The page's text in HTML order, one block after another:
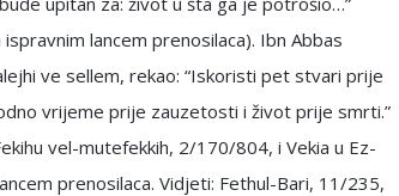
lancem prenosilaca). Ibn Abbas
ve sellem, rekao: “Iskoristi pet stvari prije
vrijeme prije zauzetosti i život prije smrti.”
vel-mutefekkih, 2/170/804, i Vekia u Ez-
prenosilaca. Vidjeti: Fethul-Bari, 11/235,